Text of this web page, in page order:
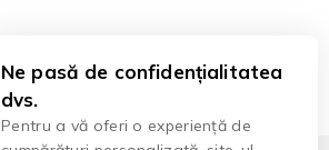
Ne pasă de confidențialitatea
dvs.
Pentru a vă oferi o experiență de